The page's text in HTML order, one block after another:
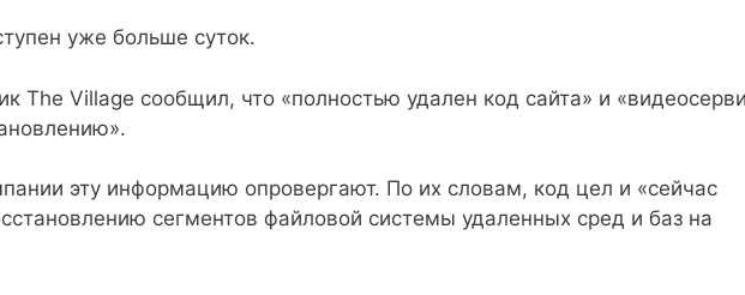
уже больше суток.
The Village сообщил, что «полностью удален код сайта» и
эту информацию опровергают. По их словам, код цел и «сейчас
сегментов файловой системы удаленных сред и баз на